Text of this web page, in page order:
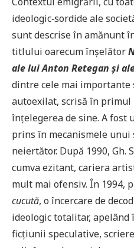
ideologic‑sordide ale
sunt descrise în amănunt
titlului oarecum înşelător
ale lui Anton Retegan şi
dintre cele mai
autoexilat, scrisă în
înţelegerea de sine. A fost
prins în mecanismele
neiertător. După 1990, Gh.
cumva ezitant, cariera
mult mai ofensiv. În 1994,
cucută, o încercare de
ideologic totalitar,
ficţiunii speculative,